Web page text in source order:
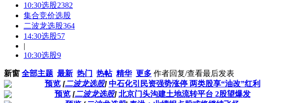
10:30选股2382
集合竞价选股
二波龙选股364
14:30选股57
|
10:30选股9
新窗 全部主题 最新 热门 热帖 精华 更多 作者回复/查看最后发表
预览 [二波龙选股] 中石化引民资强势涨停 两类股享“油改”红利
预览 [二波龙选股] 北京门头沟建土地流转平台 2股望爆发